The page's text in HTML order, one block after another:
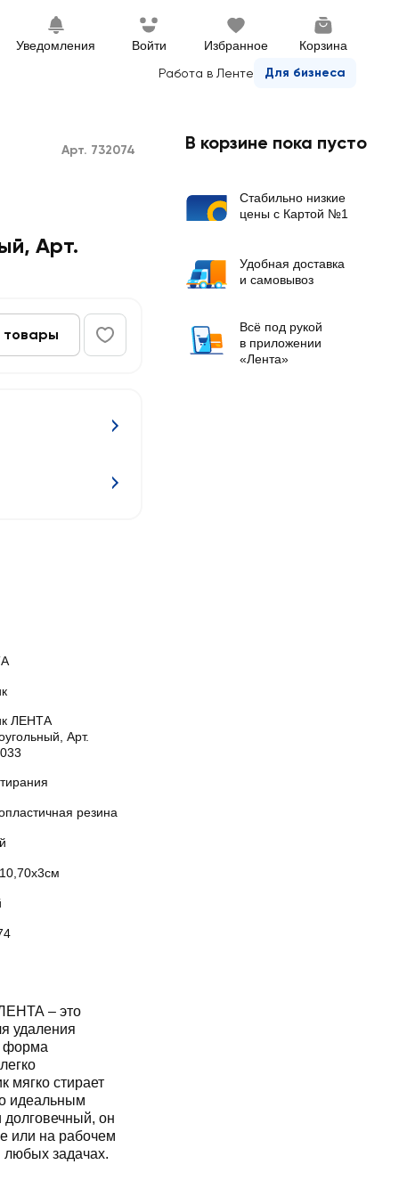
Уведомления Войти Избранное
Корзина
Работа в Ленте
Для бизнеса
Арт. 732074
Арт.
товары
ЛЕНТА
Арт.
резина
– это
удаления
форма
мягко стирает
идеальным
он
или на рабочем
любых задачах.
В корзине пока пусто
Стабильно низкие
цены с Картой №1
Удобная доставка
и самовывоз
Всё под рукой
в приложении
«Лента»